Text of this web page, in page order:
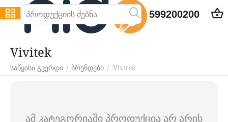
599200200
Vivitek
საწყისი გვერდი / ბრენდები / Vivitek
ამ კატეგორიაში პროდუქცია არ არის